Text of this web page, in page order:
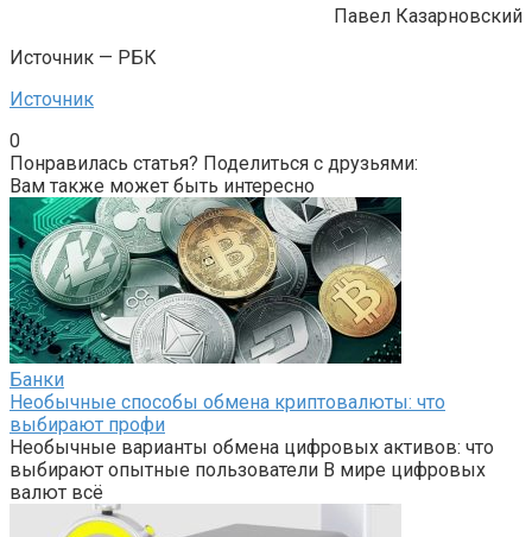
Павел Казарновский
Источник — РБК
Источник
0
Понравилась статья? Поделиться с друзьями:
Вам также может быть интересно
Банки
Необычные способы обмена криптовалюты: что
выбирают профи
Необычные варианты обмена цифровых активов: что
выбирают опытные пользователи В мире цифровых
валют всё